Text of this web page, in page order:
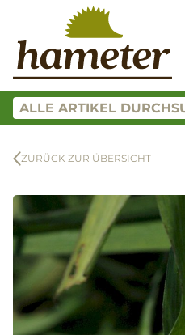
ZURÜCK ZUR ÜBERSICHT